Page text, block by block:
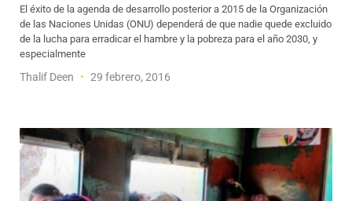
El éxito de la agenda de desarrollo posterior a 2015 de la Organización
de las Naciones Unidas (ONU) dependerá de que nadie quede excluido
de la lucha para erradicar el hambre y la pobreza para el año 2030, y
especialmente
Thalif Deen 29 febrero, 2016